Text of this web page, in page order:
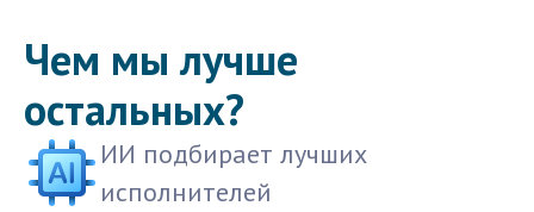
Чем мы лучше
остальных?
ИИ подбирает лучших
исполнителей